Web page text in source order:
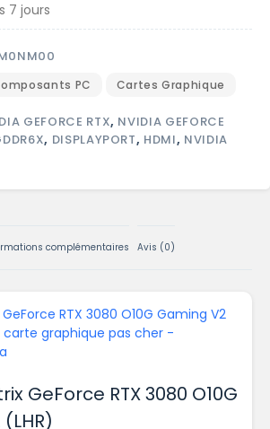
7 jours
PC Cartes Graphique
GEFORCE RTX, NVIDIA GEFORCE
, DISPLAYPORT, HDMI, NVIDIA
complémentaires Avis (0)
GeForce RTX 3080 O10G